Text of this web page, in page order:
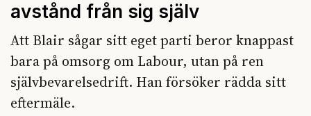
avstånd från sig själv
Att Blair sågar sitt eget parti beror knappast
bara på omsorg om Labour, utan på ren
självbevarelsedrift. Han försöker rädda sitt
eftermäle.